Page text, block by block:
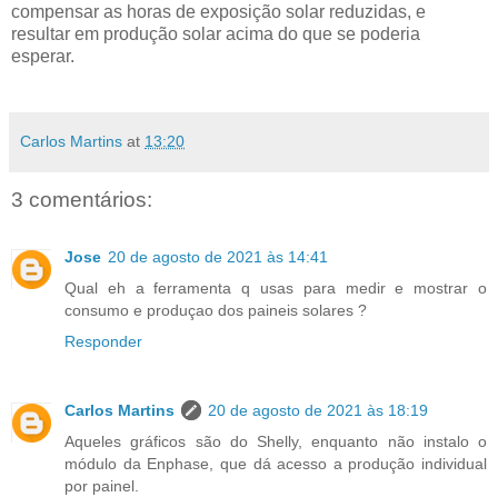
compensar as horas de exposição solar reduzidas, e
resultar em produção solar acima do que se poderia
esperar.
Carlos Martins at 13:20
3 comentários:
Jose 20 de agosto de 2021 às 14:41
Qual eh a ferramenta q usas para medir e mostrar o
consumo e produçao dos paineis solares ?
Responder
Carlos Martins
20 de agosto de 2021 às 18:19
Aqueles gráficos são do Shelly, enquanto não instalo o
módulo da Enphase, que dá acesso a produção individual
por painel.